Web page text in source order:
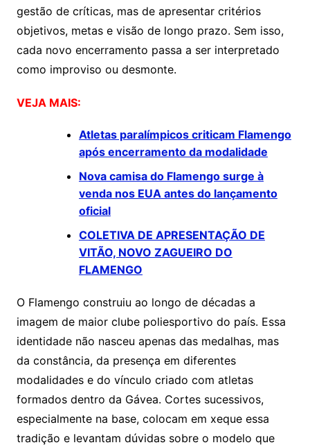
gestão de críticas, mas de apresentar critérios
objetivos, metas e visão de longo prazo. Sem isso,
cada novo encerramento passa a ser interpretado
como improviso ou desmonte.
VEJA MAIS:
Atletas paralímpicos criticam Flamengo
após encerramento da modalidade
Nova camisa do Flamengo surge à
venda nos EUA antes do lançamento
oficial
COLETIVA DE APRESENTAÇÃO DE
VITÃO, NOVO ZAGUEIRO DO
FLAMENGO
O Flamengo construiu ao longo de décadas a
imagem de maior clube poliesportivo do país. Essa
identidade não nasceu apenas das medalhas, mas
da constância, da presença em diferentes
modalidades e do vínculo criado com atletas
formados dentro da Gávea. Cortes sucessivos,
especialmente na base, colocam em xeque essa
tradição e levantam dúvidas sobre o modelo que